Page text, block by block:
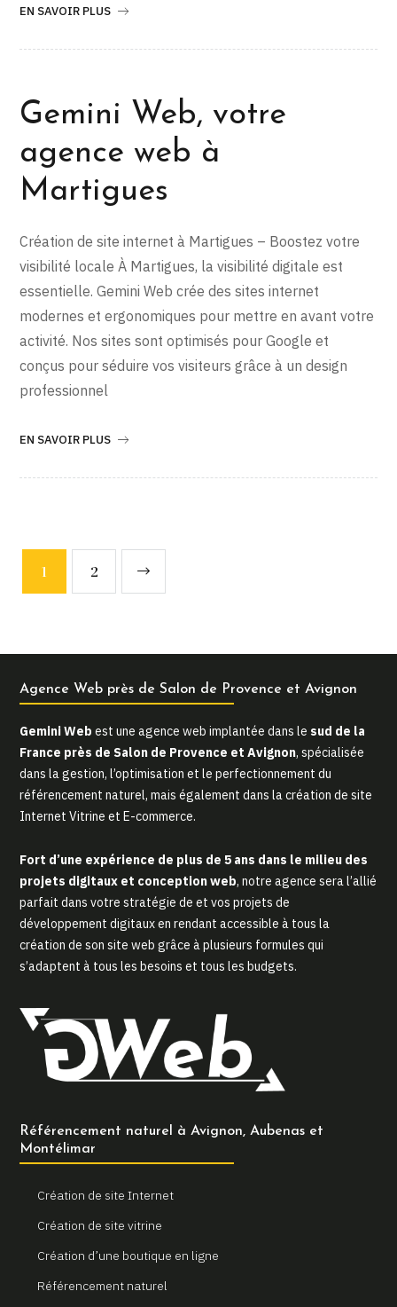
EN SAVOIR PLUS
Gemini Web, votre
agence web à
Martigues
Création de site internet à Martigues – Boostez votre
visibilité locale À Martigues, la visibilité digitale est
essentielle. Gemini Web crée des sites internet
modernes et ergonomiques pour mettre en avant votre
activité. Nos sites sont optimisés pour Google et
conçus pour séduire vos visiteurs grâce à un design
professionnel
EN SAVOIR PLUS
1 2
Agence Web près de Salon de Provence et Avignon
Gemini Web est une agence web implantée dans le sud de la
France près de Salon de Provence et Avignon, spécialisée
dans la gestion, l’optimisation et le perfectionnement du
référencement naturel, mais également dans la création de site
Internet Vitrine et E-commerce.
Fort d’une expérience de plus de 5 ans dans le milieu des
projets digitaux et conception web, notre agence sera l’allié
parfait dans votre stratégie de et vos projets de
développement digitaux en rendant accessible à tous la
création de son site web grâce à plusieurs formules qui
s’adaptent à tous les besoins et tous les budgets.
Référencement naturel à Avignon, Aubenas et
Montélimar
Création de site Internet
Création de site vitrine
Création d’une boutique en ligne
Référencement naturel